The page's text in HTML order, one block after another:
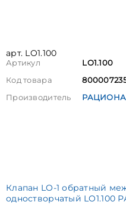
арт. LO1.100
Артикул
LO1.100
Код товара
Производитель
Клапан LO-1 обратный
одностворчатый